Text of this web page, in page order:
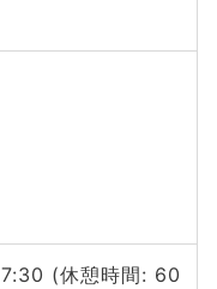
(休憩時間: 60